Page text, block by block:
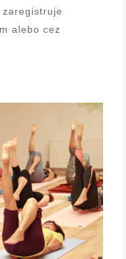
alebo cez